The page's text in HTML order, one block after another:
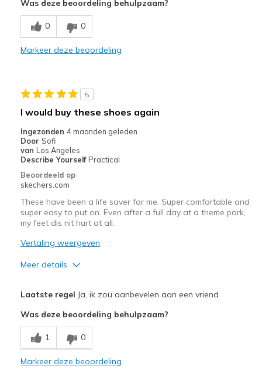
Breathe Well
Comfortable
Beste toepassingen
Width
Sizing
Feels true to size
View On Shoes
Was deze beoordeling behulpzaam?
0 0
Markeer deze beoordeling
5
I would buy these shoes again
Ingezonden 4 maanden geleden
Door Sofi
van Los Angeles
Describe Yourself Practical
Beoordeeld op
skechers.com
These have been a life saver for me. Super comfortable and
super easy to put on. Even after a full day at a theme park,
my feet dis nit hurt at all.
Vertaling weergeven
Meer details
Comfortable
Beste toepassingen
Casual Wear
Laatste regel Ja, ik zou aanbevelen aan een vriend
Was deze beoordeling behulpzaam?
1 0
Markeer deze beoordeling